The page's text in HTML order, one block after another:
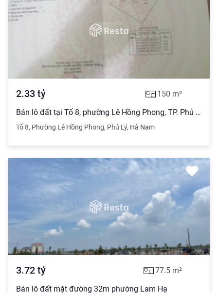
2.33 tỷ 150 m²
Bán lô đất tại Tổ 8, phường Lê Hồng Phong, TP. Phủ Lý
Tổ 8, Phường Lê Hồng Phong, Phủ Lý, Hà Nam
3.72 tỷ 77.5 m²
Bán lô đất mặt đường 32m phường Lam Hạ